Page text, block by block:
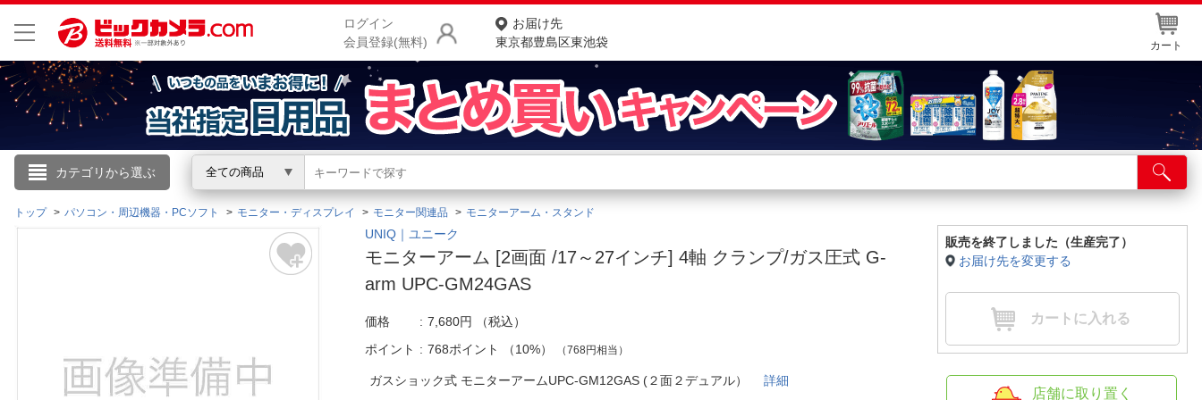
ログイン
会員登録(無料)
お届け先
東京都豊島区東池袋
カート
カテゴリから選ぶ 全ての商品
こんにちは
ログイン
閲覧履歴
商品をさがす
ランキングからさがす
お客様サポート
ご利用ガイド
店舗サービス
ネット取り置き
店舗情報・店舗一覧
トップ パソコン・周辺機器・PCソフト モニター・ディスプレイ モニター関連品 モニターアーム・スタンド
UNIQ｜ユニーク
モニターアーム [2画面 /17～27インチ] 4軸 クランプ/ガス圧式 G-
arm UPC-GM24GAS
価格 7,680円
（税込）
ポイント
768ポイント （10%） （768円相当）
ガスショック式 モニターアームUPC-GM12GAS (２面２デュアル）詳細
販売を終了しました（生産完了）
お届け先を変更する
カートに入れる
店舗に取り置く